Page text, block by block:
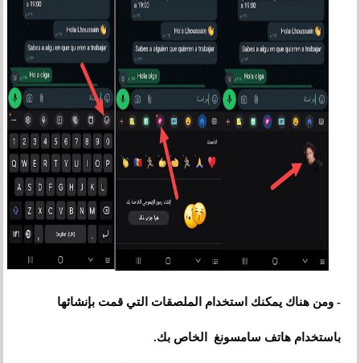
- ومن هناك يمكنك استخدام الملصقات التي قمت بإنشائها
باستخدام هاتف سامسونغ الخاص بك.